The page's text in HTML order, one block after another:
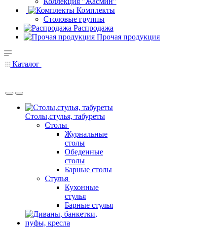
Комплекты
Столовые группы
Распродажа
Прочая продукция
Каталог
Столы,стулья, табуреты
Столы
Журнальные
столы
Обеденные
столы
Барные столы
Стулья
Кухонные
стулья
Барные стулья